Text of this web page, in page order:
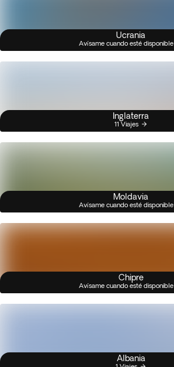
Ucrania
Avísame cuando esté disponible
Inglaterra
11 Viajes
Moldavia
Avísame cuando esté disponible
Chipre
Avísame cuando esté disponible
Albania